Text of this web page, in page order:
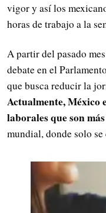
vigor y así los
horas de trabajo a la
A partir del pasado
debate en el
que busca reducir la
Actualmente, México
laborales que son
mundial, donde solo